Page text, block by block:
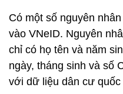
Có một số nguyên
vào VNeID. Nguyên
chỉ có họ tên và năm
ngày, tháng sinh và số
với dữ liệu dân cư quốc